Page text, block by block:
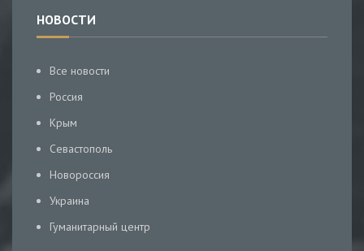
НОВОСТИ
Все новости
Россия
Крым
Севастополь
Новороссия
Украина
Гуманитарный центр